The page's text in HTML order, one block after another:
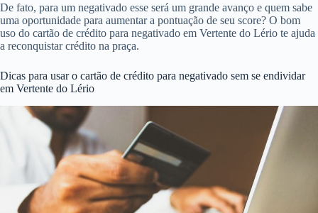
De fato, para um negativado esse será um grande avanço e quem sabe
uma oportunidade para aumentar a pontuação de seu score? O bom
uso do cartão de crédito para negativado em Vertente do Lério te ajuda
a reconquistar crédito na praça.
Dicas para usar o cartão de crédito para negativado sem se endividar
em Vertente do Lério